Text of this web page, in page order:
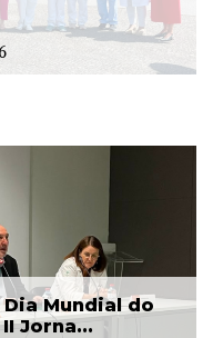
Mundial do
Jorna...